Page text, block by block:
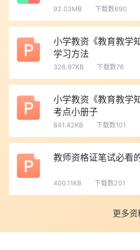
真题已整理完毕，供大家参考。
点击免费下载>>26上教资面试
点击免费下载>>26上教资面试
点击免费下载>>26上教资面试
点击免费下载>>
26上教资面
点击查看>>26上小学教资面
点击查看>>26上中学教资面试
点击查看>>26上幼儿园教资
建议考生在成绩公布后及时确
理认定所需材料，关注当地教育
92.03MB 下载数690
小学教资《教育教学
学习方法
326.97KB 下载数76
小学教资《教育教学
考点小册子
841.42KB 下载数101
教师资格证笔试必看
400.11KB 下载数201
更多资